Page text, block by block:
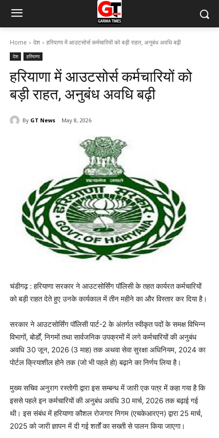
Home देश हरियाणा में आउटसोर्स कर्मचारियों को बड़ी राहत, अनुबंध अवधि बढ़ी
देश हरियाणा
हरियाणा में आउटसोर्स कर्मचारियों को
बड़ी राहत, अनुबंध अवधि बढ़ी
By GT News May 8, 2026
चंडीगढ़ : हरियाणा सरकार ने आउटसोर्सिंग पॉलिसी के तहत कार्यरत कर्मचारियों
को बड़ी राहत देते हुए उनके कार्यकाल में तीन महीने का और विस्तार कर दिया है।
सरकार ने आउटसोर्सिंग पॉलिसी पार्ट-2 के अंतर्गत स्वीकृत पदों के समक्ष विभिन्न
विभागों, बोर्डों, निगमों तथा सार्वजनिक उपक्रमों में लगे कर्मचारियों की अनुबंध
अवधि 30 जून, 2026 (3 माह) तक अथवा सेवा सुरक्षा अधिनियम, 2024 का
पोर्टल क्रियाशील होने तक (जो भी पहले हो) बढ़ाने का निर्णय लिया है।
मुख्य सचिव अनुराग रस्तोगी द्वारा इस सम्बन्ध में जारी एक पत्र में कहा गया है कि
इससे पहले इन कर्मचारियों की अनुबंध अवधि 30 मार्च, 2026 तक बढ़ाई गई
थी। इस संबंध में हरियाणा कौशल रोजगार निगम (एचकेआरएन) द्वारा 25 मार्च,
2025 को जारी ज्ञापन में दी गई शर्तों का सख्ती से पालन किया जाएगा।